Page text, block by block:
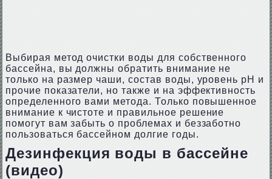
Выбирая метод очистки воды для собственного
бассейна, вы должны обратить внимание не
только на размер чаши, состав воды, уровень pH и
прочие показатели, но также и на эффективность
определенного вами метода. Только повышенное
внимание к чистоте и правильное решение
помогут вам забыть о проблемах и беззаботно
пользоваться бассейном долгие годы.
Дезинфекция воды в бассейне
(видео)